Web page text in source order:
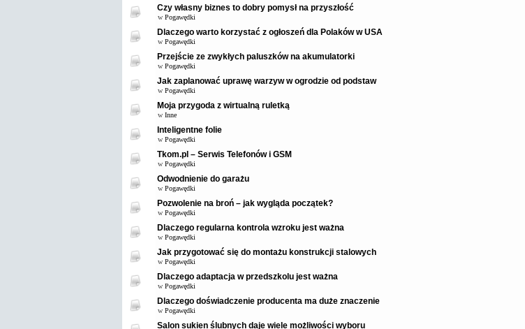
Czy własny biznes to dobry pomysł na przyszłość
w Pogawędki
Dlaczego warto korzystać z ogłoszeń dla Polaków w USA
w Pogawędki
Przejście ze zwykłych paluszków na akumulatorki
w Pogawędki
Jak zaplanować uprawę warzyw w ogrodzie od podstaw
w Pogawędki
Moja przygoda z wirtualną ruletką
w Inne
Inteligentne folie
w Pogawędki
Tkom.pl – Serwis Telefonów i GSM
w Pogawędki
Odwodnienie do garażu
w Pogawędki
Pozwolenie na broń – jak wygląda początek?
w Pogawędki
Dlaczego regularna kontrola wzroku jest ważna
w Pogawędki
Jak przygotować się do montażu konstrukcji stalowych
w Pogawędki
Dlaczego adaptacja w przedszkolu jest ważna
w Pogawędki
Dlaczego doświadczenie producenta ma duże znaczenie
w Pogawędki
Salon sukien ślubnych daje wiele możliwości wyboru